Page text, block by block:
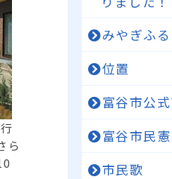
ら
みやぎふ
位置
富谷市公
富谷市民
市民歌